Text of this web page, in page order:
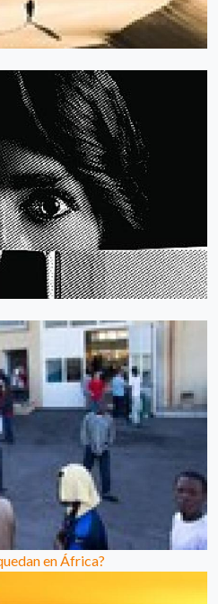
en África?